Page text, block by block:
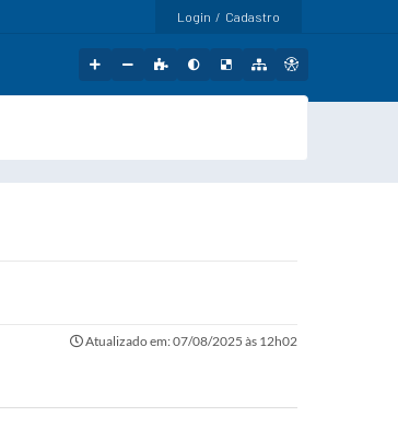
Login / Cadastro
Atualizado em: 07/08/2025 às 12h02